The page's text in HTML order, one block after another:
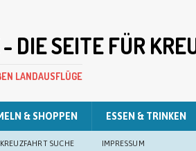
DIE SEITE FÜR
LANDAUSFLÜGE
& SHOPPEN ESSEN & TRINKEN
KREUZFAHRT SUCHE IMPRESSUM